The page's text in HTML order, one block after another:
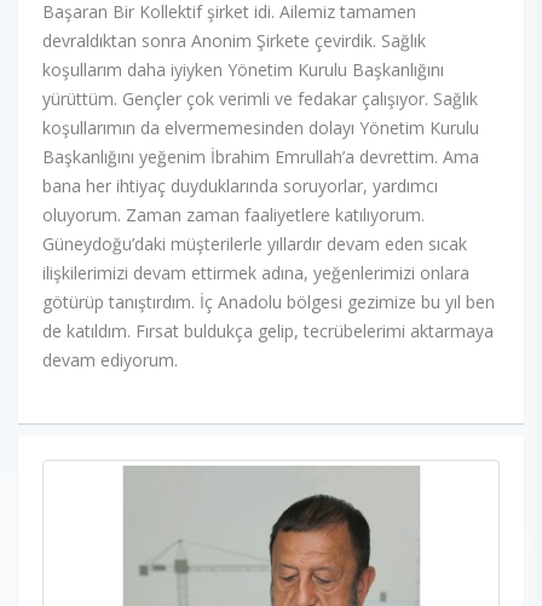
Başaran Bir Kollektif şirket idi. Ailemiz tamamen
devraldıktan sonra Anonim Şirkete çevirdik. Sağlık
koşullarım daha iyiyken Yönetim Kurulu Başkanlığını
yürüttüm. Gençler çok verimli ve fedakar çalışıyor. Sağlık
koşullarımın da elvermemesinden dolayı Yönetim Kurulu
Başkanlığını yeğenim İbrahim Emrullah’a devrettim. Ama
bana her ihtiyaç duyduklarında soruyorlar, yardımcı
oluyorum. Zaman zaman faaliyetlere katılıyorum.
Güneydoğu’daki müşterilerle yıllardır devam eden sıcak
ilişkilerimizi devam ettirmek adına, yeğenlerimizi onlara
götürüp tanıştırdım. İç Anadolu bölgesi gezimize bu yıl ben
de katıldım. Fırsat buldukça gelip, tecrübelerimi aktarmaya
devam ediyorum.